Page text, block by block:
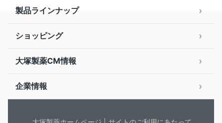
製品ラインナップ
ショッピング
大塚製薬CM情報
企業情報